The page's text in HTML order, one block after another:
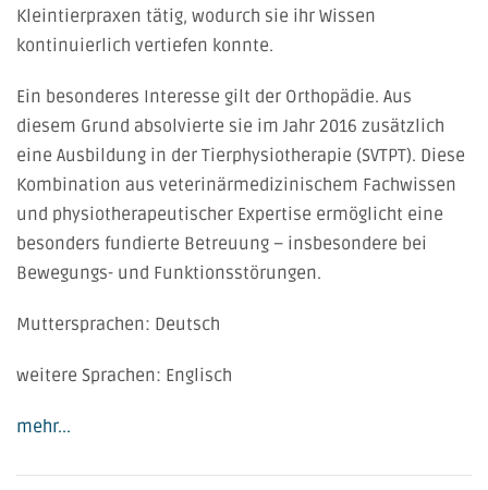
Kleintierpraxen tätig, wodurch sie ihr Wissen
kontinuierlich vertiefen konnte.
Ein besonderes Interesse gilt der Orthopädie. Aus
diesem Grund absolvierte sie im Jahr 2016 zusätzlich
eine Ausbildung in der Tierphysiotherapie (SVTPT). Diese
Kombination aus veterinärmedizinischem Fachwissen
und physiotherapeutischer Expertise ermöglicht eine
besonders fundierte Betreuung – insbesondere bei
Bewegungs- und Funktionsstörungen.
Muttersprachen: Deutsch
weitere Sprachen: Englisch
mehr...